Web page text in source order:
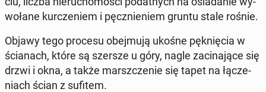
wo­ła­ne kur­cze­niem i pęcz­nie­niem gruntu stale rośnie.
Objawy tego procesu obej­mu­ją ukośne pęk­nię­cia w
ścia­nach, które są szersze u góry, nagle za­ci­na­ją­ce się
drzwi i okna, a także marsz­cze­nie się tapet na łą­cze­
niach ścian z sufitem.